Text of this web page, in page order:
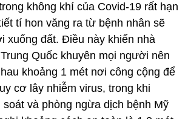
không khí của Covid-19 rất hạn
tí hon văng ra từ bệnh nhân sẽ
xuống đất. Điều này khiến nhà
Quốc khuyên mọi người nên
khoảng 1 mét nơi công cộng để
cơ lây nhiễm virus, trong khi
soát và phòng ngừa dịch bệnh Mỹ